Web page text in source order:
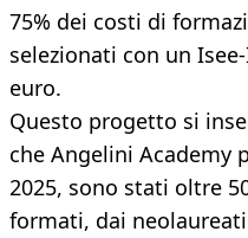
75% dei costi di
selezionati con un
euro.
Questo progetto si
che Angelini Academy
2025, sono stati oltre
formati, dai